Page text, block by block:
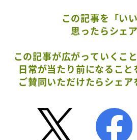
この記事を「い
思ったらシェ
この記事が広がっていくこ
日常が当たり前になること
ご賛同いただけたらシェア